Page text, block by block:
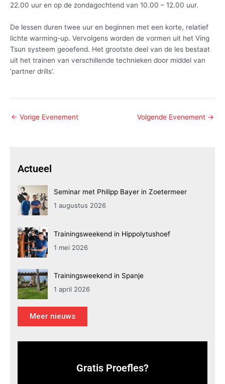
22.00 uur en op de zondagochtend van 10.00 – 12.00 uur.
De lessen duren twee uur en beginnen met een korte, relatief
lichte warming-up. Vervolgens worden de vormen uit het Ving
Tsun systeem geoefend. Het grootste deel van de les bestaat
uit het trainen van verschillende technieken door middel van
‘partner drills’.
← Vorige Evenement Volgende Evenement →
Actueel
Seminar met Philipp Bayer in Zoetermeer
1 augustus 2026
Trainingsweekend in Hippolytushoef
1 mei 2026
Trainingsweekend in Spanje
1 april 2026
Meer nieuws
Gratis Proefles?